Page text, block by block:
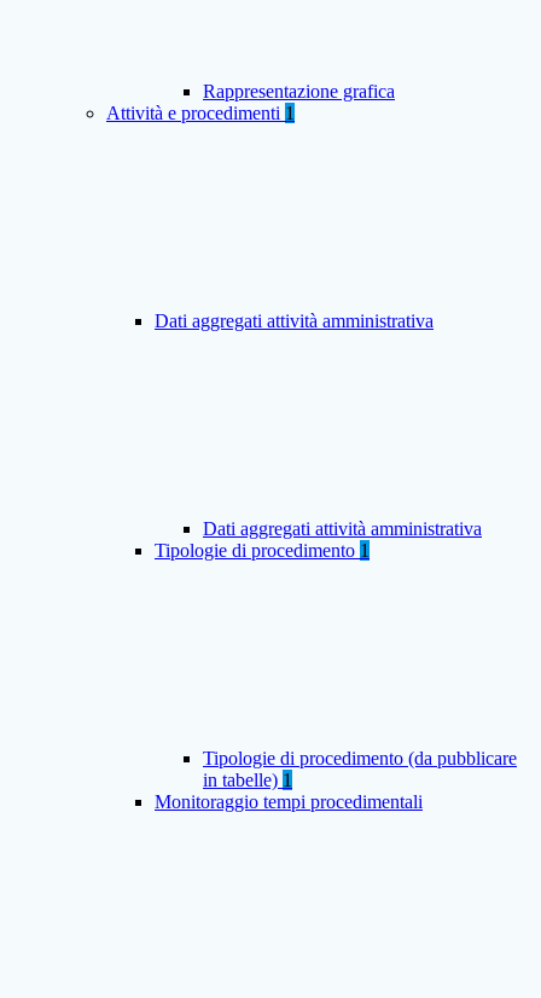
Rappresentazione grafica
Attività e procedimenti 1
Dati aggregati attività amministrativa
Dati aggregati attività amministrativa
Tipologie di procedimento 1
Tipologie di procedimento (da pubblicare
in tabelle) 1
Monitoraggio tempi procedimentali